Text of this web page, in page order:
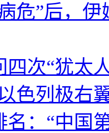
危”后，
四次“犹太
色列极右
名：“中国